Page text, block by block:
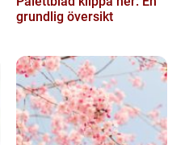
grundlig översikt